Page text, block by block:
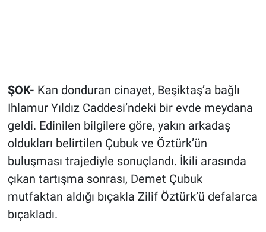
ŞOK- Kan donduran cinayet, Beşiktaş’a bağlı
Ihlamur Yıldız Caddesi’ndeki bir evde meydana
geldi. Edinilen bilgilere göre, yakın arkadaş
oldukları belirtilen Çubuk ve Öztürk’ün
buluşması trajediyle sonuçlandı. İkili arasında
çıkan tartışma sonrası, Demet Çubuk
mutfaktan aldığı bıçakla Zilif Öztürk’ü defalarca
bıçakladı.